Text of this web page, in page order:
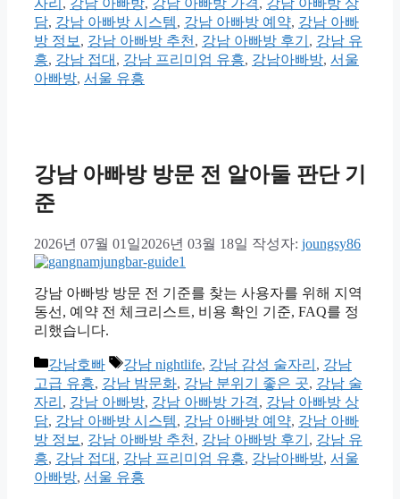
리
담, 강남 아빠방 시스템, 강남 아빠방 예약, 강남 아빠
방 정보 , 강남 아빠방 추천 , 강남 아빠방 후기 , 강남 유
흥, 강남 접대 , 강남 프리미엄 유흥, 강남아빠방, 서울
아빠방, 서울 유흥
강남 아빠방 방문 전 알아둘 판단 기
준
2026년 07월 01일2026년 03월 18일 작성자: joungsy86
강남 아빠방 방문 전 기준를 찾는 사용자를 위해 지역
동선, 예약 전 체크리스트, 비용 확인 기준, FAQ를 정
리했습니다.
카
테
고
리
강남호빠
태
그
강남 nightlife, 강남 감성 술자리 , 강남
고급 유흥, 강남 밤문화, 강남 분위기 좋은 곳, 강남 술
자리 , 강남 아빠방, 강남 아빠방 가격, 강남 아빠방 상
담, 강남 아빠방 시스템, 강남 아빠방 예약, 강남 아빠
방 정보 , 강남 아빠방 추천 , 강남 아빠방 후기 , 강남 유
흥, 강남 접대 , 강남 프리미엄 유흥, 강남아빠방, 서울
아빠방, 서울 유흥